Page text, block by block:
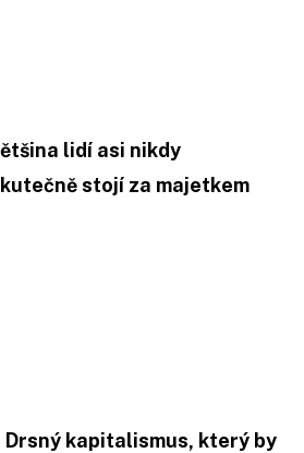
lidí asi nikdy
stojí za majetkem
Drsný kapitalismus, který by